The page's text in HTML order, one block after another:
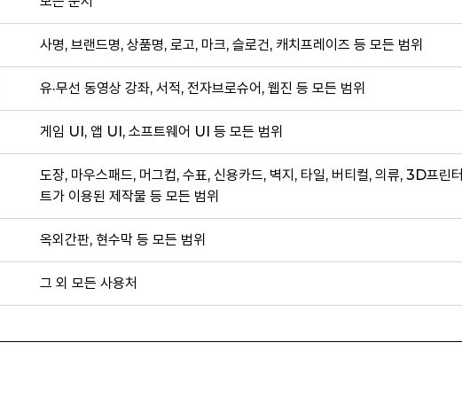
사명, 브랜드명, 상품명, 로고, 마크, 슬로건, 캐치프레이즈 등 모든 범위
유·무선 동영상 강좌, 서적, 전자브로슈어, 웹진 등 모든 범위
게임 UI, 앱 UI, 소프트웨어 UI 등 모든 범위
도장, 마우스패드, 머그컵, 수표, 신용카드, 벽지, 타일, 버티컬, 의류, 3D프린
트가 이용된 제작물 등 모든 범위
옥외간판, 현수막 등 모든 범위
그 외 모든 사용처